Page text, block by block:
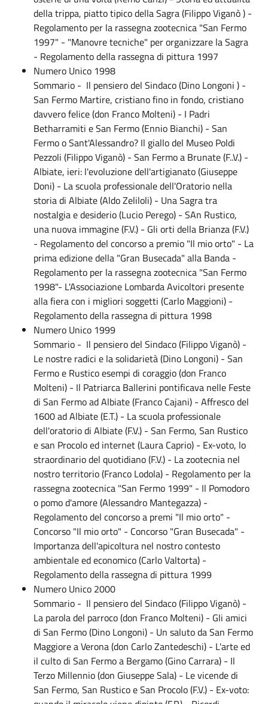
della trippa, piatto tipico della Sagra (Filippo Viganò ) -
Regolamento per la rassegna zootecnica "San Fermo
1997" - "Manovre tecniche" per organizzare la Sagra
- Regolamento della rassegna di pittura 1997
Numero Unico 1998
Sommario - Il pensiero del Sindaco (Dino Longoni ) -
San Fermo Martire, cristiano fino in fondo, cristiano
davvero felice (don Franco Molteni) - I Padri
Betharramiti e San Fermo (Ennio Bianchi) - San
Fermo o Sant'Alessandro? Il giallo del Museo Poldi
Pezzoli (Filippo Viganò) - San Fermo a Brunate (F..V.) -
Albiate, ieri: l'evoluzione dell'artigianato (Giuseppe
Doni) - La scuola professionale dell'Oratorio nella
storia di Albiate (Aldo Zeliloli) - Una Sagra tra
nostalgia e desiderio (Lucio Perego) - SAn Rustico,
una nuova immagine (F.V.) - Gli orti della Brianza (F.V.)
- Regolamento del concorso a premio "Il mio orto" - La
prima edizione della "Gran Busecada" alla Banda -
Regolamento per la rassegna zootecnica "San Fermo
1998"- L'Associazione Lombarda Avicoltori presente
alla fiera con i migliori soggetti (Carlo Maggioni) -
Regolamento della rassegna di pittura 1998
Numero Unico 1999
Sommario - Il pensiero del Sindaco (Filippo Viganò) -
Le nostre radici e la solidarietà (Dino Longoni) - San
Fermo e Rustico esempi di coraggio (don Franco
Molteni) - Il Patriarca Ballerini pontificava nelle Feste
di San Fermo ad Albiate (Franco Cajani) - Affresco del
1600 ad Albiate (E.T.) - La scuola professionale
dell'oratorio di Albiate (F.V.) - San Fermo, San Rustico
e san Procolo ed internet (Laura Caprio) - Ex-voto, lo
straordinario del quotidiano (F.V.) - La zootecnia nel
nostro territorio (Franco Lodola) - Regolamento per la
rassegna zootecnica "San Fermo 1999" - Il Pomodoro
o pomo d'amore (Alessandro Mantegazza) -
Regolamento del concorso a premi "Il mio orto" -
Concorso "Il mio orto" - Concorso "Gran Busecada" -
Importanza dell'apicoltura nel nostro contesto
ambientale ed economico (Carlo Valtorta) -
Regolamento della rassegna di pittura 1999
Numero Unico 2000
Sommario - Il pensiero del Sindaco (Filippo Viganò) -
La parola del parroco (don Franco Molteni) - Gli amici
di San Fermo (Dino Longoni) - Un saluto da San Fermo
Maggiore a Verona (don Carlo Zantedeschi) - L'arte ed
il culto di San Fermo a Bergamo (Gino Carrara) - Il
Terzo Millennio (don Giuseppe Sala) - Le vicende di
San Fermo, San Rustico e San Procolo (F.V.) - Ex-voto: